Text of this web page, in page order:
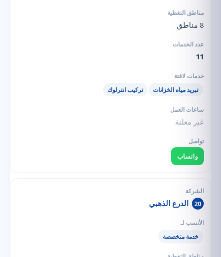
8 مناطق
11
تبريد مياه الخزانات تركيب انترلوك
غير معلنة
واتساب
20 الدرع الذهبي
خدمة متخصصة